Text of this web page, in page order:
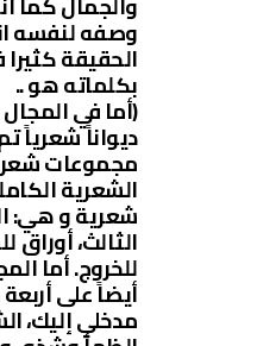
وصفه لنفسه
الحقيقة
بكلماته هو ..
(أما في
ديواناً شعرياً
مجموعات
الشعرية
شعرية و هي:
الثالث،
للخروج. أما
أيضاً على
مدخلي إليك،